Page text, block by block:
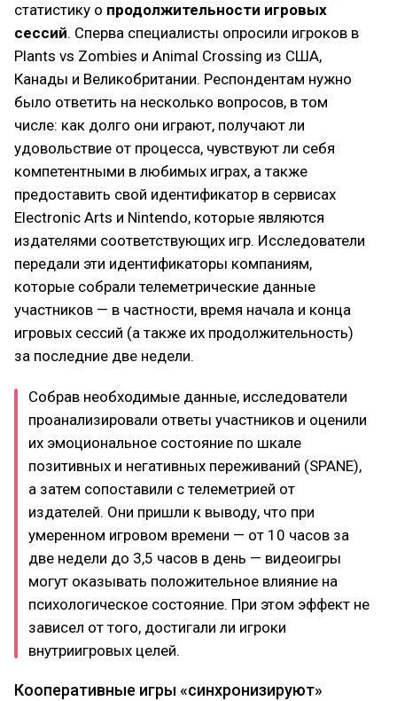
статистику о продолжительности игровых
сессий. Сперва специалисты опросили игроков в
Plants vs Zombies и Animal Crossing из США,
Канады и Великобритании. Респондентам нужно
было ответить на несколько вопросов, в том
числе: как долго они играют, получают ли
удовольствие от процесса, чувствуют ли себя
компетентными в любимых играх, а также
предоставить свой идентификатор в сервисах
Electronic Arts и Nintendo, которые являются
издателями соответствующих игр. Исследователи
передали эти идентификаторы компаниям,
которые собрали телеметрические данные
участников — в частности, время начала и конца
игровых сессий (а также их продолжительность)
за последние две недели.
Собрав необходимые данные, исследователи
проанализировали ответы участников и оценили
их эмоциональное состояние по шкале
позитивных и негативных переживаний (SPANE),
а затем сопоставили с телеметрией от
издателей. Они пришли к выводу, что при
умеренном игровом времени — от 10 часов за
две недели до 3,5 часов в день — видеоигры
могут оказывать положительное влияние на
психологическое состояние. При этом эффект не
зависел от того, достигали ли игроки
внутриигровых целей.
Кооперативные игры «синхронизируют»